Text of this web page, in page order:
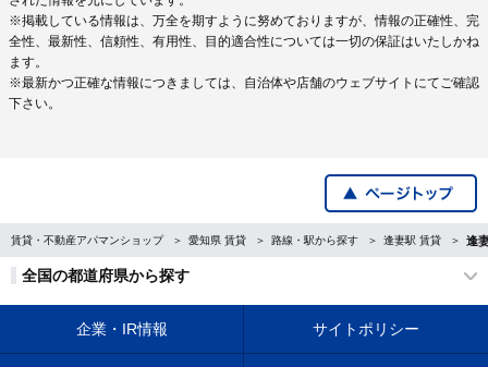
※掲載している情報は、万全を期すように努めておりますが、情報の正確性、完
全性、最新性、信頼性、有用性、目的適合性については一切の保証はいたしかね
ます。
※最新かつ正確な情報につきましては、自治体や店舗のウェブサイトにてご確認
下さい。
賃貸・不動産アパマンショップ 愛知県 賃貸 路線・駅から探す 逢妻駅 賃貸 逢
全国の都道府県から探す
企業・IR情報 サイトポリシー